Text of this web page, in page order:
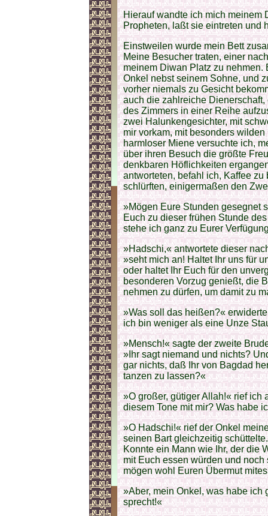
Hierauf wandte ich mich meinem
Propheten, laßt sie eintreten und
Einstweilen wurde mein Bett
Meine Besucher traten, einer
meinem Diwan Platz zu nehmen.
Onkel nebst seinem Sohne, und
vorher niemals zu Gesicht
auch die zahlreiche
des Zimmers in einer Reihe
zwei Halunkengesichter, mit
mir vorkam, mit besonders
harmloser Miene versuchte ich,
über ihren Besuch die größte
denkbaren Höflichkeiten
antworteten, befahl ich, Kaffee
schlürften, einigermaßen den
»Mögen Eure Stunden gesegnet
Euch zu dieser frühen Stunde
stehe ich ganz zu Eurer
»Hadschi,« antwortete dieser
»seht mich an! Haltet Ihr uns für
oder haltet Ihr Euch für den
besonderen Vorzug genießt, die
nehmen zu dürfen, um damit zu
»Was soll das heißen?«
ich bin weniger als eine Unze
»Mensch!« sagte der zweite
»Ihr sagt niemand und nichts?
gar nichts, daß Ihr von Bagdad
tanzen zu lassen?«
»O großer, gütiger Allah!« rief ich
diesem Tone mit mir? Was habe
»O Hadschi!« rief der Onkel
seinen Bart gleichzeitig
Konnte ein Mann wie Ihr, der die
mit Euch essen würden und
mögen wohl Euren Übermut
»Aber, mein Onkel, was habe ich
sprecht!«